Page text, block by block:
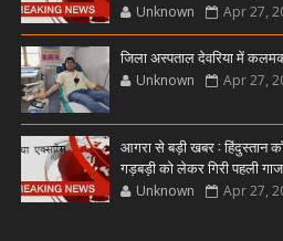
Unknown Apr 27,
जिला अस्पताल देवरिया में
Unknown Apr 27,
आगरा से बड़ी खबर : हिंदुस्तान
गड़बड़ी को लेकर गिरी पहली
Unknown Apr 27,